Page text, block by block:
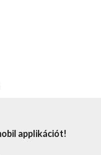
applikációt!